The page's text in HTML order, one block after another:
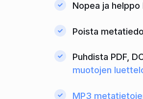
Nopea ja
Poista
Puhdista PDF,
muotojen
MP3